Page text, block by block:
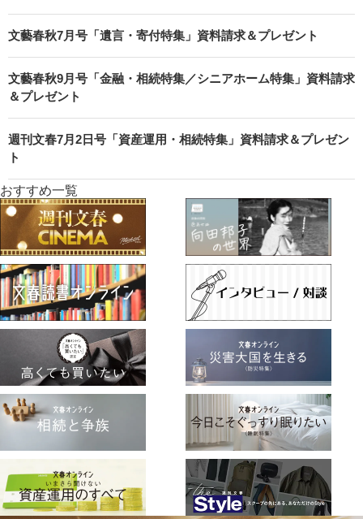
文藝春秋7月号「遺言・寄付特集」資料請求＆プレゼント
文藝春秋9月号「金融・相続特集／シニアホーム特集」資料請求
＆プレゼント
週刊文春7月2日号「資産運用・相続特集」資料請求＆プレゼン
ト
おすすめ一覧